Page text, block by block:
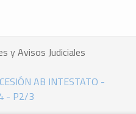
y Avisos Judiciales
AB INTESTATO -
- P2/3